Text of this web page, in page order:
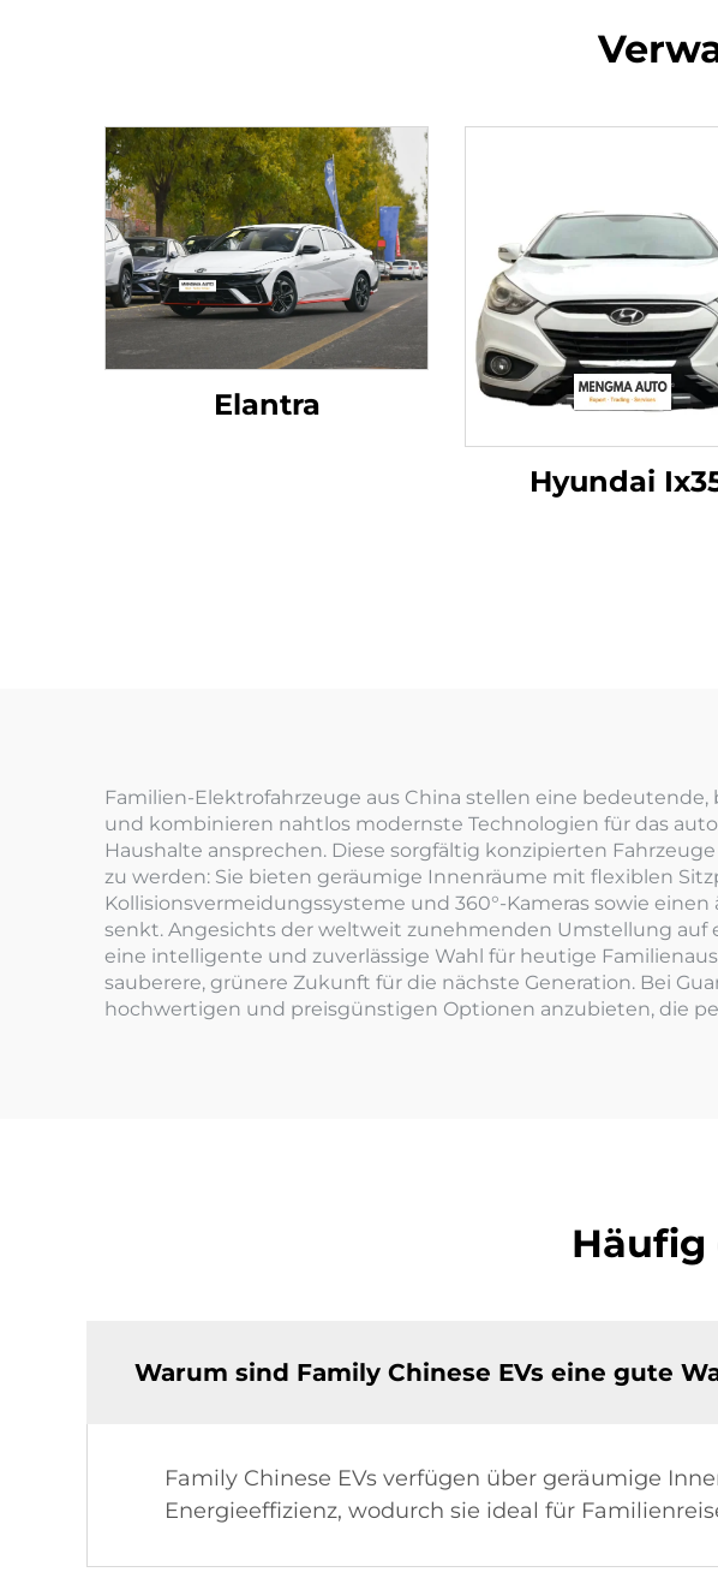
Elantra
Hyundai
Familien-Elektrofahrzeuge aus China stellen eine
und kombinieren nahtlos modernste Technologien für das
Haushalte ansprechen. Diese sorgfältig konzipierten
zu werden: Sie bieten geräumige Innenräume mit flexiblen
Kollisionsvermeidungssysteme und 360°-Kameras sowie
senkt. Angesichts der weltweit zunehmenden Umstellung auf
eine intelligente und zuverlässige Wahl für heutige
sauberere, grünere Zukunft für die nächste Generation. Bei
hochwertigen und preisgünstigen Optionen anzubieten, die
Häufig
Warum sind Family Chinese EVs eine gute
Family Chinese EVs verfügen über geräumige
Energieeffizienz, wodurch sie ideal für